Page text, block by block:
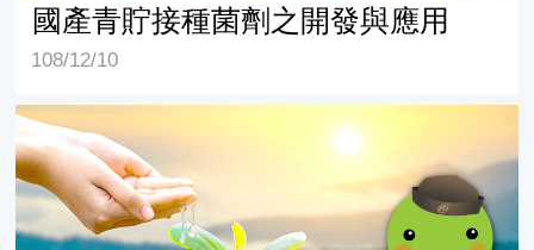
國產青貯接種菌劑之開發與應用
108/12/10
狼尾草台畜一至七號品種介紹